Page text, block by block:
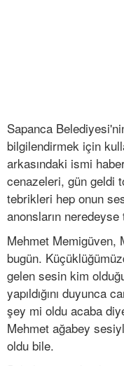
Sapanca
bilgilendirmek için
arkasındaki ismi
cenazeleri, gün geldi
tebrikleri hep onun
anonsların neredeyse
Mehmet Memigüven,
bugün.
gelen sesin kim
yapıldığını duyunca
şey mi oldu acaba
Mehmet ağabey
oldu bile.